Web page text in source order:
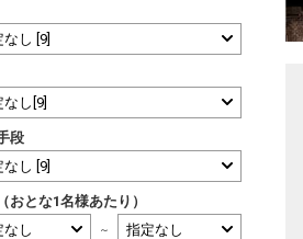
段
おとな1名様あたり）
～